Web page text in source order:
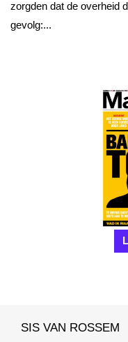
zorgden dat de overheid
gevolg:...
SIS VAN ROSSEM